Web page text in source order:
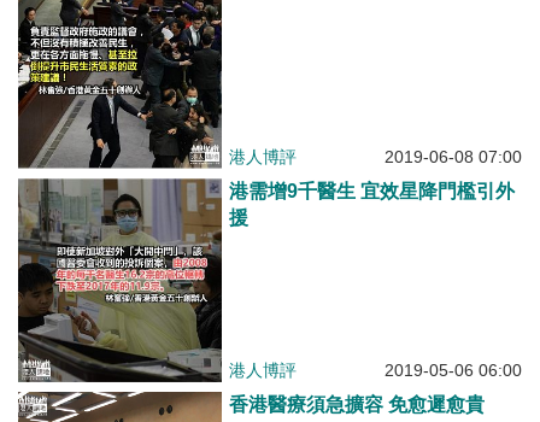
港人博評 2019-06-08 07:00
港需增9千醫生 宜效星降門檻引外
援
港人博評 2019-05-06 06:00
香港醫療須急擴容 免愈遲愈貴